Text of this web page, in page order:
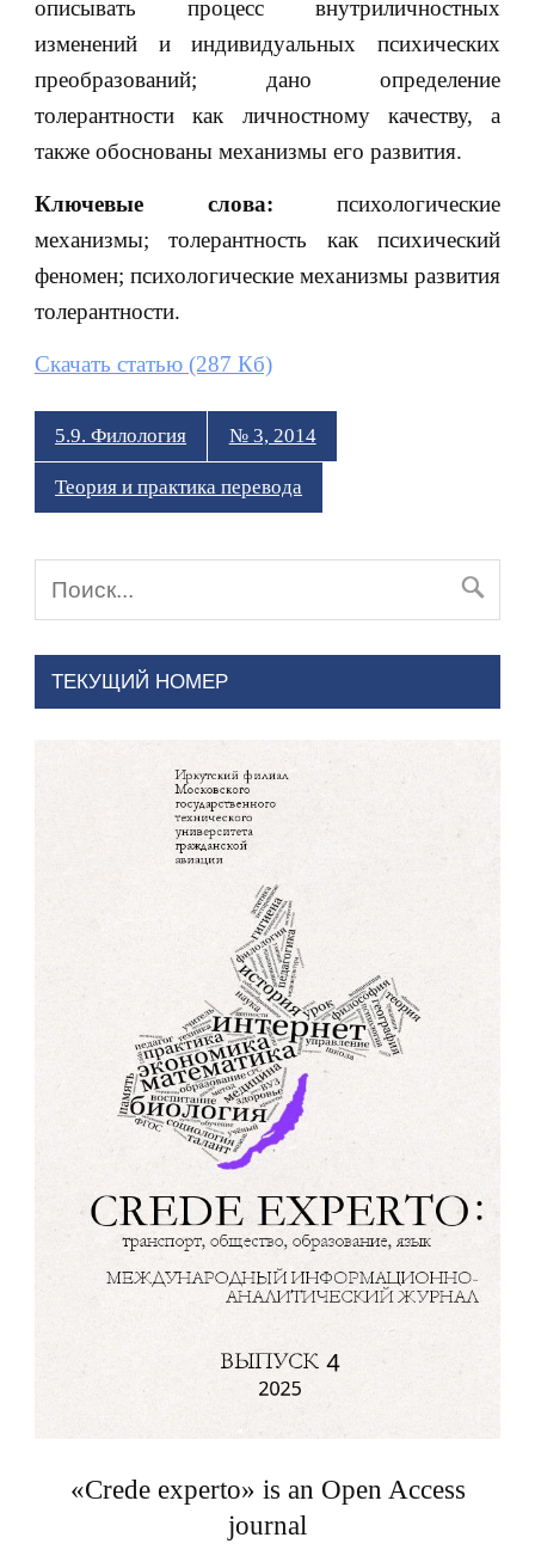
описывать процесс внутриличностных
изменений и индивидуальных психических
преобразований; дано определение
толерантности как личностному качеству, а
также обоснованы механизмы его развития.
Ключевые слова: психологические
механизмы; толерантность как психический
феномен; психологические механизмы развития
толерантности.
Скачать статью (287 Кб)
5.9. Филология № 3, 2014
Теория и практика перевода
ТЕКУЩИЙ НОМЕР
«Crede experto» is an Open Access
journal